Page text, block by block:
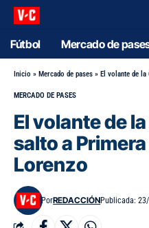
Fútbol Mercado de
Inicio » Mercado de pases » El volante de la
MERCADO DE PASES
El volante de
salto a
Lorenzo
PorREDACCIÓNPublicada: